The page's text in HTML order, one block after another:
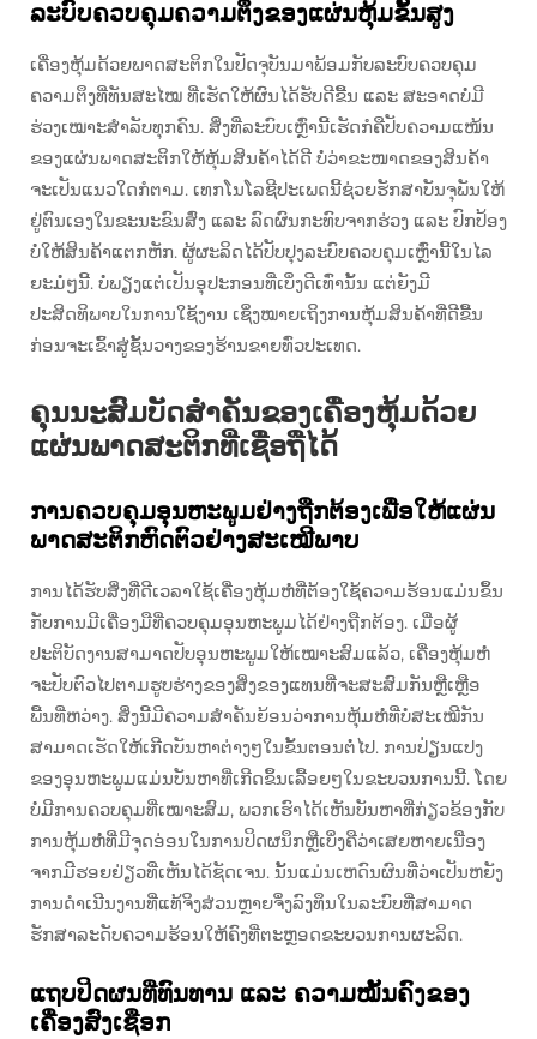
ລະບົບຄວບຄຸມຄວາມຕຶງຂອງແຜ່ນຫຸ້ມຂັ້ນສູງ
ເຄື່ອງຫຸ້ມດ້ວຍພາດສະຕິກໃນປັດຈຸບັນມາພ້ອມກັບລະບົບຄວບຄຸມ
ຄວາມຕຶງທີ່ທັນສະໄໝ ທີ່ເຮັດໃຫ້ຜົນໄດ້ຮັບດີຂື້ນ ແລະ ສະອາດບໍ່ມີ
ຮ່ວງເໝາະສຳລັບທຸກຄົນ. ສິ່ງທີ່ລະບົບເຫຼົ່ານີ້ເຮັດກໍຄືປັບຄວາມແໜ້ນ
ຂອງແຜ່ນພາດສະຕິກໃຫ້ຫຸ້ມສິນຄ້າໄດ້ດີ ບໍ່ວ່າຂະໜາດຂອງສິນຄ້າ
ຈະເປັນແນວໃດກໍຕາມ. ເທກໂນໂລຊີປະເພດນີ້ຊ່ວຍຮັກສາບັນຈຸພັນໃຫ້
ຢູ່ຕົນເອງໃນຂະນະຂົນສົ່ງ ແລະ ລົດຜົນກະທົບຈາກຮ່ວງ ແລະ ປົກປ້ອງ
ບໍ່ໃຫ້ສິນຄ້າແຕກຫັກ. ຜູ້ຜະລິດໄດ້ປັບປຸງລະບົບຄວບຄຸມເຫຼົ່ານີ້ໃນໄລ
ຍະມໍ່ໆນີ້. ບໍ່ພຽງແຕ່ເປັນອຸປະກອນທີ່ເບິ່ງດີເທົ່ານັ້ນ ແຕ່ຍັງມີ
ປະສິດທິພາບໃນການໃຊ້ງານ ເຊິ່ງໝາຍເຖິງການຫຸ້ມສິນຄ້າທີ່ດີຂື້ນ
ກ່ອນຈະເຂົ້າສູ່ຊັ້ນວາງຂອງຮ້ານຂາຍທົ່ວປະເທດ.
ຄຸນນະສົມບັດສຳຄັນຂອງເຄື່ອງຫຸ້ມດ້ວຍ
ແຜ່ນພາດສະຕິກທີ່ເຊື່ອຖືໄດ້
ການຄວບຄຸມອຸນຫະພູມຢ່າງຖືກຕ້ອງເພື່ອໃຫ້ແຜ່ນ
ພາດສະຕິກຫົດຕົວຢ່າງສະເໝີພາບ
ການໄດ້ຮັບສິ່ງທີ່ດີເວລາໃຊ້ເຄື່ອງຫຸ້ມຫໍ່ທີ່ຕ້ອງໃຊ້ຄວາມຮ້ອນແມ່ນຂຶ້ນ
ກັບການມີເຄື່ອງມືທີ່ຄວບຄຸມອຸນຫະພູມໄດ້ຢ່າງຖືກຕ້ອງ. ເມື່ອຜູ້
ປະຕິບັດງານສາມາດປັບອຸນຫະພູມໃຫ້ເໝາະສົມແລ້ວ, ເຄື່ອງຫຸ້ມຫໍ່
ຈະປັບຕົວໄປຕາມຮູບຮ່າງຂອງສິ່ງຂອງແທນທີ່ຈະສະສົມກັນຫຼືເຫຼືອ
ພື້ນທີ່ຫວ່າງ. ສິ່ງນີ້ມີຄວາມສຳຄັນຍ້ອນວ່າການຫຸ້ມຫໍ່ທີ່ບໍ່ສະເໝີກັນ
ສາມາດເຮັດໃຫ້ເກີດບັນຫາຕ່າງໆໃນຂັ້ນຕອນຕໍ່ໄປ. ການປ່ຽນແປງ
ຂອງອຸນຫະພູມແມ່ນບັນຫາທີ່ເກີດຂຶ້ນເລື້ອຍໆໃນຂະບວນການນີ້. ໂດຍ
ບໍ່ມີການຄວບຄຸມທີ່ເໝາະສົມ, ພວກເຮົາໄດ້ເຫັນບັນຫາທີ່ກ່ຽວຂ້ອງກັບ
ການຫຸ້ມຫໍ່ທີ່ມີຈຸດອ່ອນໃນການປິດຜນຶກຫຼືເບິ່ງຄືວ່າເສຍຫາຍເນື່ອງ
ຈາກມີຮອຍຢ່ຽວທີ່ເຫັນໄດ້ຊັດເຈນ. ນັ້ນແມ່ນເຫດົນຜົນທີ່ວ່າເປັນຫຍັງ
ການດຳເນີນງານທີ່ແທ້ຈິງສ່ວນຫຼາຍຈຶ່ງລົງທຶນໃນລະບົບທີ່ສາມາດ
ຮັກສາລະດັບຄວາມຮ້ອນໃຫ້ຄົງທີ່ຕະຫຼອດຂະບວນການຜະລິດ.
ແຖບປິດຜນທີ່ທົນທານ ແລະ ຄວາມໝັ້ນຄົງຂອງ
ເຄື່ອງສົ່ງເຊືອກ